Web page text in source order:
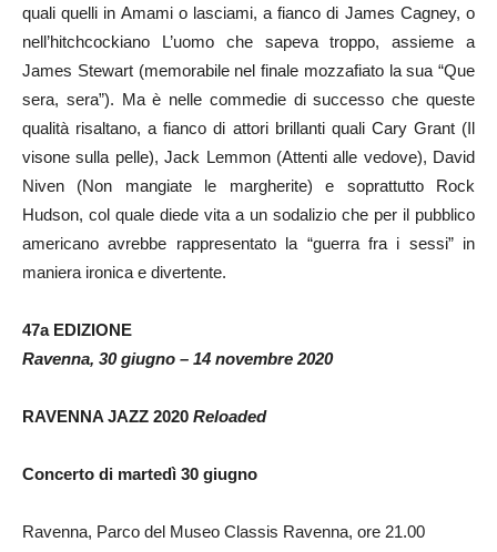
quali quelli in Amami o lasciami, a fianco di James Cagney, o
nell’hitchcockiano L’uomo che sapeva troppo, assieme a
James Stewart (memorabile nel finale mozzafiato la sua “Que
sera, sera”). Ma è nelle commedie di successo che queste
qualità risaltano, a fianco di attori brillanti quali Cary Grant (Il
visone sulla pelle), Jack Lemmon (Attenti alle vedove), David
Niven (Non mangiate le margherite) e soprattutto Rock
Hudson, col quale diede vita a un sodalizio che per il pubblico
americano avrebbe rappresentato la “guerra fra i sessi” in
maniera ironica e divertente.
47a EDIZIONE
Ravenna, 30 giugno – 14 novembre 2020
RAVENNA JAZZ 2020 Reloaded
Concerto di martedì 30 giugno
Ravenna, Parco del Museo Classis Ravenna, ore 21.00